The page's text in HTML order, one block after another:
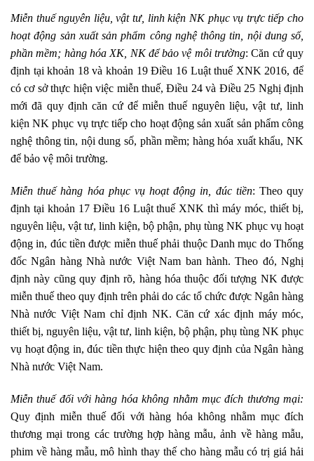
Miễn thuế nguyên liệu, vật tư, linh kiện NK phục vụ trực tiếp cho
hoạt động sản xuất sản phẩm công nghệ thông tin, nội dung số,
phần mềm; hàng hóa XK, NK để bảo vệ môi trường: Căn cứ quy
định tại khoản 18 và khoản 19 Điều 16 Luật thuế XNK 2016, để
có cơ sở thực hiện việc miễn thuế, Điều 24 và Điều 25 Nghị định
mới đã quy định căn cứ để miễn thuế nguyên liệu, vật tư, linh
kiện NK phục vụ trực tiếp cho hoạt động sản xuất sản phẩm công
nghệ thông tin, nội dung số, phần mềm; hàng hóa xuất khẩu, NK
để bảo vệ môi trường.
Miễn thuế hàng hóa phục vụ hoạt động in, đúc tiền: Theo quy
định tại khoản 17 Điều 16 Luật thuế XNK thì máy móc, thiết bị,
nguyên liệu, vật tư, linh kiện, bộ phận, phụ tùng NK phục vụ hoạt
động in, đúc tiền được miễn thuế phải thuộc Danh mục do Thống
đốc Ngân hàng Nhà nước Việt Nam ban hành. Theo đó, Nghị
định này cũng quy định rõ, hàng hóa thuộc đối tượng NK được
miễn thuế theo quy định trên phải do các tổ chức được Ngân hàng
Nhà nước Việt Nam chỉ định NK. Căn cứ xác định máy móc,
thiết bị, nguyên liệu, vật tư, linh kiện, bộ phận, phụ tùng NK phục
vụ hoạt động in, đúc tiền thực hiện theo quy định của Ngân hàng
Nhà nước Việt Nam.
Miễn thuế đối với hàng hóa không nhằm mục đích thương mại:
Quy định miễn thuế đối với hàng hóa không nhằm mục đích
thương mại trong các trường hợp hàng mẫu, ảnh về hàng mẫu,
phim về hàng mẫu, mô hình thay thế cho hàng mẫu có trị giá hải